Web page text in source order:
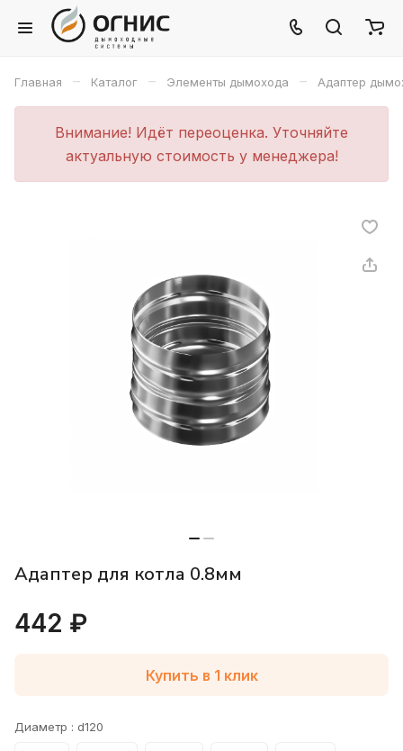
Главная – Каталог – Элементы дымохода – Адаптер
Внимание! Идёт переоценка. Уточняйте
актуальную стоимость у менеджера!
Адаптер для котла 0.8мм
442 ₽
Купить в 1 клик
Диаметр : d120